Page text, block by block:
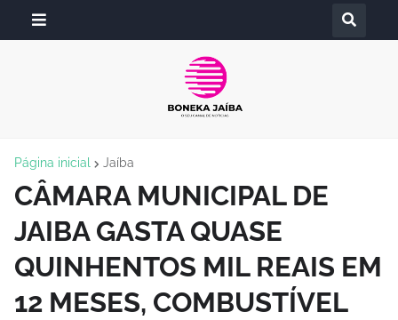
Página inicial Jaíba
CÂMARA MUNICIPAL DE
JAIBA GASTA QUASE
QUINHENTOS MIL REAIS EM
12 MESES, COMBUSTÍVEL